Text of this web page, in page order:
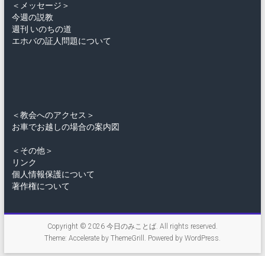
＜メッセージ＞
今週の説教
週刊 いのちの道
エホバの証人問題について
＜教会へのアクセス＞
お車でお越しの場合の案内図
＜その他＞
リンク
個人情報保護について
著作権について
Copyright © 2026 今日のみことば. All rights reserved.
Theme: Accelerateby ThemeGrill. Powered by WordPress.